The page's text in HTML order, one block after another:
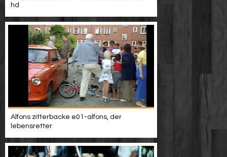
hd
Alfons zitterbacke e01-alfons, der
lebensretter